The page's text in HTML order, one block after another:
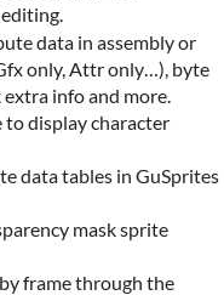
data in assembly or
only, Attr only…), byte
info and more.
to display character
data tables in GuSprites
mask sprite
frame through the